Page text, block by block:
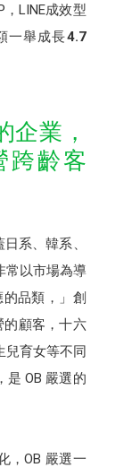
LINE成效型
一舉成長4.7
企業，
跨齡客
系、韓系、
常以市場為導
品類，」創
的顧客，十六
兒育女等不同
是 OB 嚴選的
，OB 嚴選一